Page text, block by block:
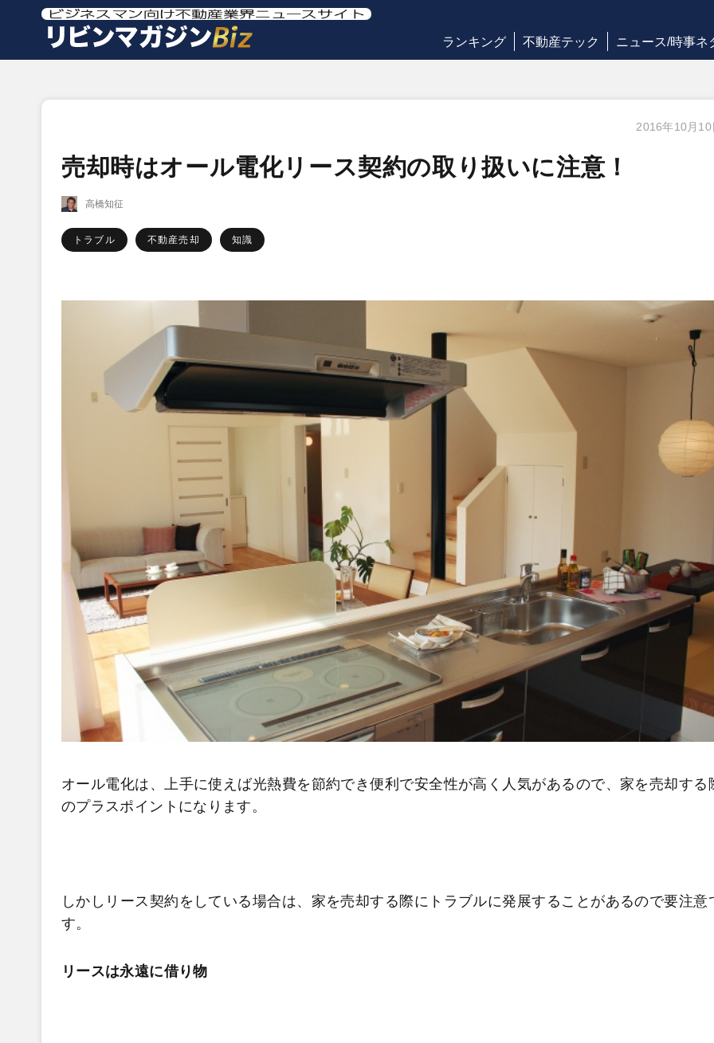
ランキング 不動産テック ニュース/時事ネ
2016年10月10
売却時はオール電化リース契約の取り扱いに注意！
高橋知征
トラブル 不動産売却 知識
オール電化は、上手に使えば光熱費を節約でき便利で安全性が高く人気があるので、家を売却する
のプラスポイントになります。
しかしリース契約をしている場合は、家を売却する際にトラブルに発展することがあるので要注意
す。
リースは永遠に借り物